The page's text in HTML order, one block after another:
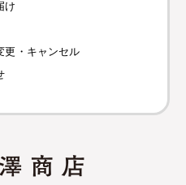
け
更・キャンセル